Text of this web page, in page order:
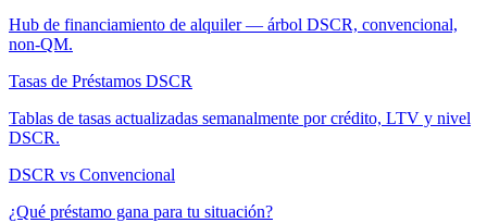
Hub de financiamiento de alquiler — árbol DSCR, convencional,
non-QM.
Tasas de Préstamos DSCR
Tablas de tasas actualizadas semanalmente por crédito, LTV y nivel
DSCR.
DSCR vs Convencional
¿Qué préstamo gana para tu situación?